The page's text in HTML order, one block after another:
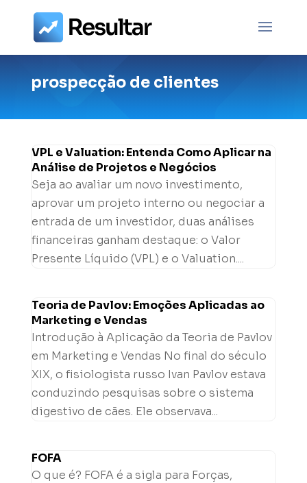
prospecção de clientes
VPL e Valuation: Entenda Como Aplicar na
Análise de Projetos e Negócios
Seja ao avaliar um novo investimento,
aprovar um projeto interno ou negociar a
entrada de um investidor, duas análises
financeiras ganham destaque: o Valor
Presente Líquido (VPL) e o Valuation....
Teoria de Pavlov: Emoções Aplicadas ao
Marketing e Vendas
Introdução à Aplicação da Teoria de Pavlov
em Marketing e Vendas No final do século
XIX, o fisiologista russo Ivan Pavlov estava
conduzindo pesquisas sobre o sistema
digestivo de cães. Ele observava...
FOFA
O que é? FOFA é a sigla para Forças,